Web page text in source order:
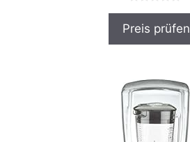
0
o
Preis prüfen